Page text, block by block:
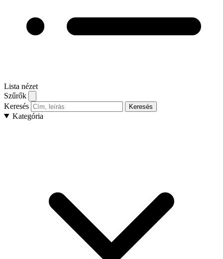
Lista nézet
Szűrők
Keresés
Keresés
Kategória